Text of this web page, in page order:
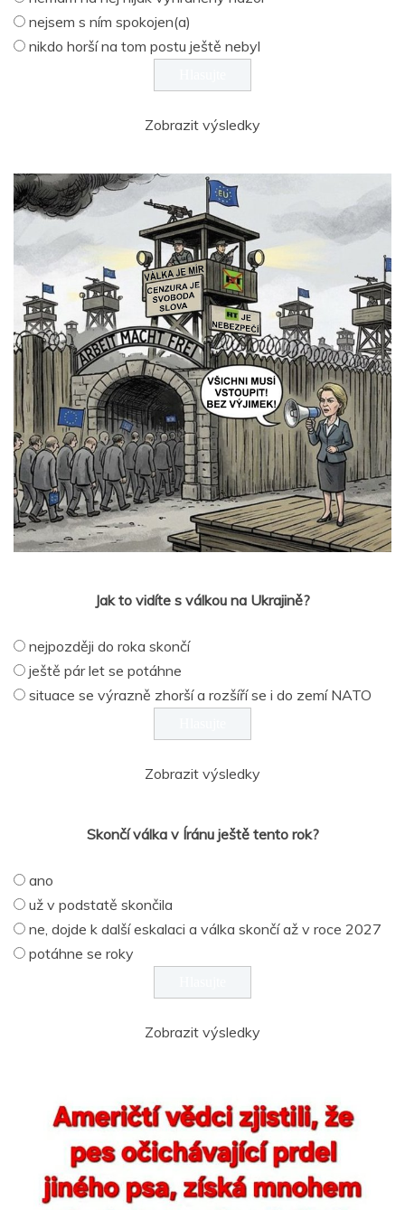
nejsem s ním spokojen(a)
nikdo horší na tom postu ještě nebyl
Zobrazit výsledky
Jak to vidíte s válkou na Ukrajině?
nejpozději do roka skončí
ještě pár let se potáhne
situace se výrazně zhorší a rozšíří se i do zemí NATO
Zobrazit výsledky
Skončí válka v Íránu ještě tento rok?
ano
už v podstatě skončila
ne, dojde k další eskalaci a válka skončí až v roce 2027
potáhne se roky
Zobrazit výsledky